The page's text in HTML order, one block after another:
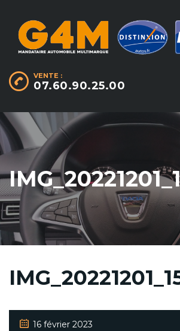
VENTE :
07.60.90.25.00
16 février 2023